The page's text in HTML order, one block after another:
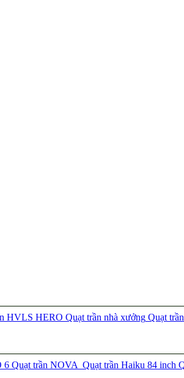
HVLS HERO Quạt trần nhà xưởng Quạt
6 Quạt trần NOVA Quạt trần Haiku 84 inch